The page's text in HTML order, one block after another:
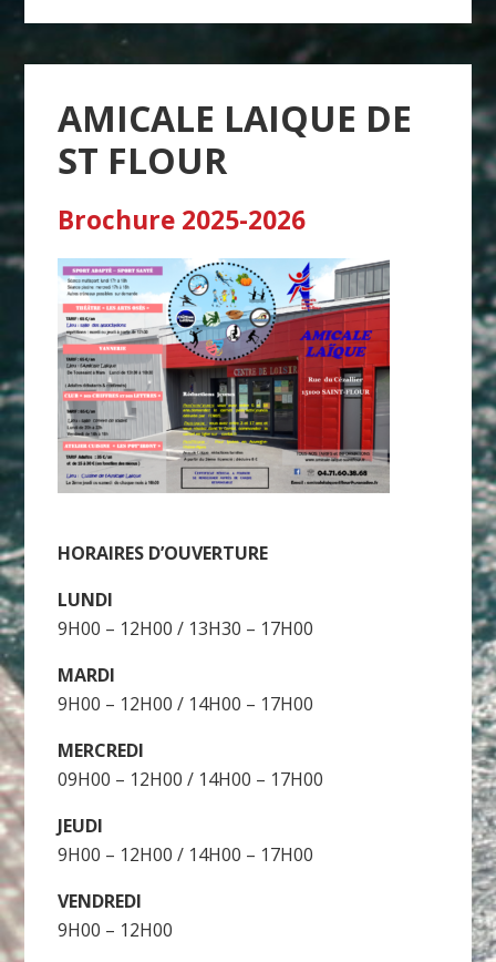
AMICALE LAIQUE DE
ST FLOUR
Brochure 2025-2026
HORAIRES D’OUVERTURE
LUNDI
9H00 – 12H00 / 13H30 – 17H00
MARDI
9H00 – 12H00 / 14H00 – 17H00
MERCREDI
09H00 – 12H00 / 14H00 – 17H00
JEUDI
9H00 – 12H00 / 14H00 – 17H00
VENDREDI
9H00 – 12H00